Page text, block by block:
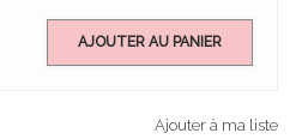
AJOUTER AU PANIER
Ajouter à ma liste